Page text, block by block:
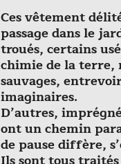
Ces vêtement
passage dans le
troués, certains
chimie de la terre,
sauvages,
imaginaires.
D’autres,
ont un chemin
de pause diffère,